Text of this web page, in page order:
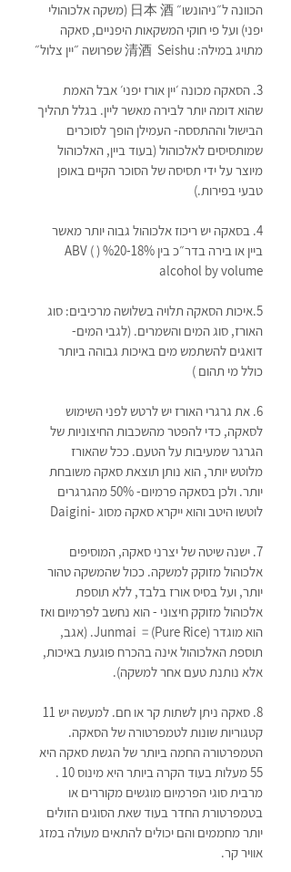
הכוונה ל״ניהונשו״ 日本 酒 (משקה אלכוהולי
יפני) ועל פי חוקי המשקאות היפניים, סאקה
מתויג במילה: 清酒  Seishu שפרושה ״יין צלול״
3. הסאקה מכונה ׳יין אורז יפני׳ אבל האמת
שהוא דומה יותר לבירה מאשר ליין. בגלל תהליך
הבישול וההתססה- העמילן הופך לסוכרים
שמותסיסים לאלכוהול (בעוד ביין, האלכוהול
מיוצר על ידי תסיסה של הסוכר הקיים באופן
טבעי בפירות.)
4. בסאקה יש ריכוז אלכוהול גבוה יותר מאשר
ביין או בירה בדר״כ בין 18%-%20 (ABV (
alcohol by volume
5.איכות הסאקה תלויה בשלושה מרכיבים: סוג
האורז, סוג המים והשמרים. (לגבי המים-
דואגים להשתמש מים באיכות גבוהה ביותר
כולל מי תהום )
6. את גרגרי האורז יש לרטש לפני השימוש
לסאקה, כדי להפטר מהשכבות החיצוניות של
הגרגר שמעיבות על הטעם. ככל שהאורז
מלוטש יותר, הוא נותן תוצאת סאקה משובחת
יותר. ולכן בסאקה פרמיום- 50% מהגרגרים
לוטשו היטב והוא ייקרא סאקה מסוג -Daigini
7. ישנה שיטה של יצרני סאקה, המוסיפים
אלכוהול מזוקק למשקה. ככול שהמשקה טהור
יותר, ועל בסיס אורז בלבד, ללא תוספת
אלכוהול מזוקק חיצוני - הוא נחשב לפרמיום ואז
הוא מוגדר Junmai  = (Pure Rice). (אגב,
תוספת האלכוהול אינה בהכרח פוגעת באיכות,
אלא נותנת טעם אחר למשקה).
קטגוריות שונות לטמפרטורה של הסאקה.
הטמפרטורה החמה ביותר של הגשת סאקה היא
55 מעלות בעוד הקרה ביותר היא מינוס 10 .
מרבית סוגי הפרמיום מוגשים מקוררים או
בטמפרטורת החדר בעוד שאת הסוגים הזולים
יותר מחממים והם יכולים להתאים מעולה במזג
אוויר קר.